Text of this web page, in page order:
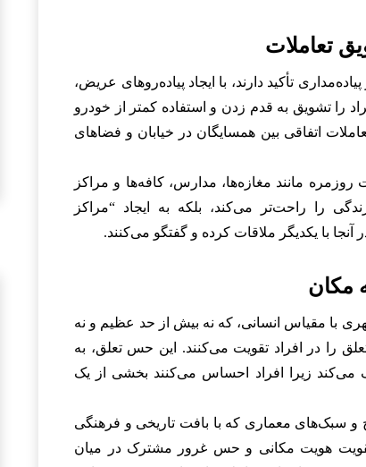
تأکید دارند، با ایجاد پیاده‌روهای عریض،
را تشویق به قدم زدن و استفاده کمتر از خودرو
اتفاقی بین همسایگان در خیابان و فضاهای
روزمره مانند مغازه‌ها، مدارس، کافه‌ها و مراکز
را راحت‌تر می‌کند، بلکه به ایجاد “مراکز
با یکدیگر ملاقات کرده و گفتگو می‌کنند.
با مقیاس انسانی، که نه بیش از حد عظیم و نه
را در افراد تقویت می‌کنند. این حس تعلق، به
می‌کند زیرا افراد احساس می‌کنند بخشی از یک
و سبک‌های معماری که با بافت تاریخی و فرهنگی
تقویت هویت مکانی و حس غرور مشترک در میان